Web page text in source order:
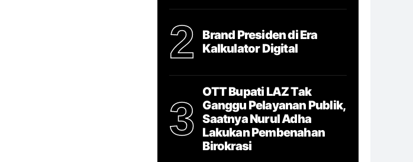
2
Brand Presiden di Era
Kalkulator Digital
3
OTT Bupati LAZ Tak
Ganggu Pelayanan Publik,
Saatnya Nurul Adha
Lakukan Pembenahan
Birokrasi